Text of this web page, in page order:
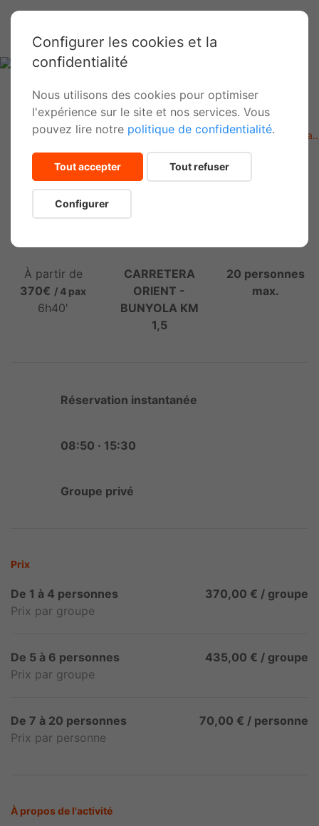
Inicio
Activités
Barranquismo fácil (Coanegra, Na Mora, Almadrà,
Canyoning à Majorque Aventure de
niveau intermédiaire
À partir de
370€ / 4 pax
6h40'
CARRETERA
ORIENT -
BUNYOLA KM
1,5
20 personnes
max.
Réservation instantanée
08:50 · 15:30
Groupe privé
Prix
De 1 à 4 personnes
Prix par groupe
370,00 € / groupe
De 5 à 6 personnes
Prix par groupe
435,00 € / groupe
De 7 à 20 personnes
Prix par personne
70,00 € / personne
À propos de l'activité
Configurer les cookies et la
confidentialité
Nous utilisons des cookies pour optimiser
l'expérience sur le site et nos services. Vous
pouvez lire notre politique de confidentialité.
Tout accepter Tout refuser
Configurer